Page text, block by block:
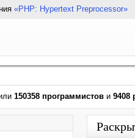
«PHP: Hypertext Preprocessor»
150358 программистов и 9408